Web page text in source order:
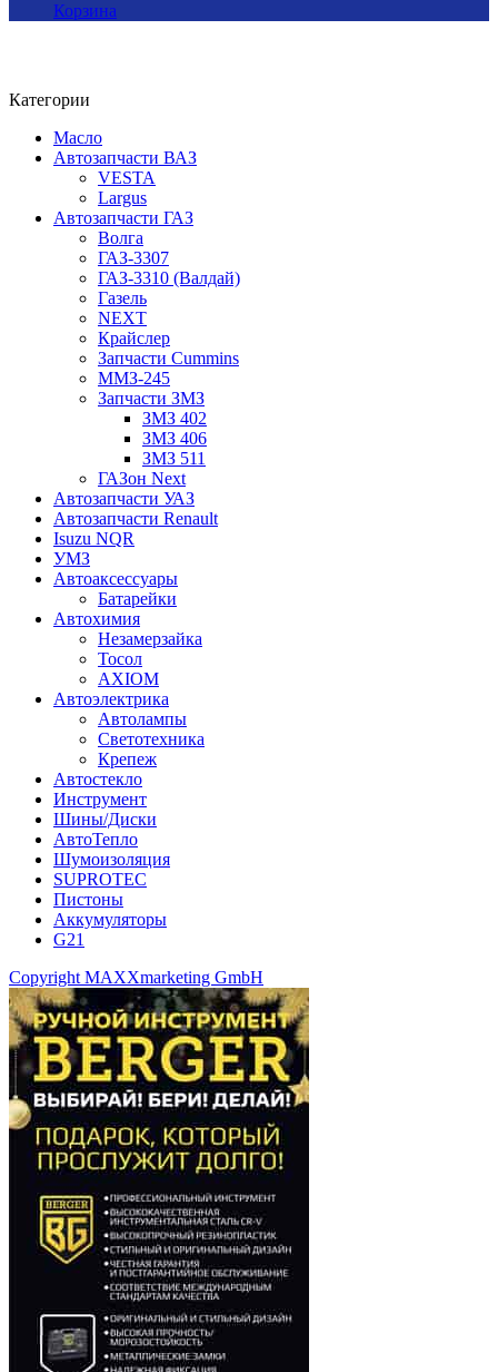
Корзина
Категории
Масло
Автозапчасти ВАЗ
VESTA
Largus
Автозапчасти ГАЗ
Волга
ГАЗ-3307
ГАЗ-3310 (Валдай)
Газель
NEXT
Крайслер
Запчасти Cummins
ММЗ-245
Запчасти ЗМЗ
ЗМЗ 402
ЗМЗ 406
ЗМЗ 511
ГАЗон Next
Автозапчасти УАЗ
Автозапчасти Renault
Isuzu NQR
УМЗ
Автоаксессуары
Батарейки
Автохимия
Незамерзайка
Тосол
AXIOM
Автоэлектрика
Автолампы
Светотехника
Крепеж
Автостекло
Инструмент
Шины/Диски
АвтоТепло
Шумоизоляция
SUPROTEC
Пистоны
Аккумуляторы
G21
Copyright MAXXmarketing GmbH